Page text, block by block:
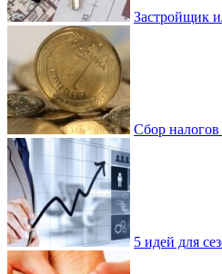
Застройщик
Сбор
5 идей для